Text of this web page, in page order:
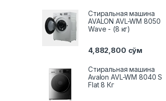
Стиральная машина
AVALON AVL-WM 8050
Wave - (8 кг)
4,882,800 сўм
Стиральная машина
Avalon AVL-WM 8040 S
Flat 8 Кг